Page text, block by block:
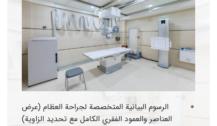
الرسوم البيانية المتخصصة لجراحة العظام (عرض
العناصر والعمود الفقري الكامل مع تحديد الزاوية)